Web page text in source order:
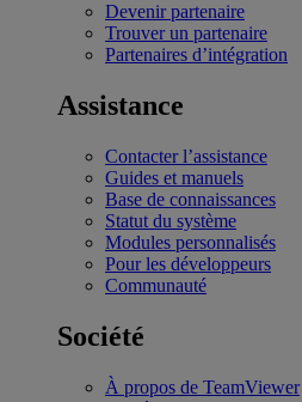
Devenir partenaire
Trouver un partenaire
Partenaires d’intégration
Assistance
Contacter l’assistance
Guides et manuels
Base de connaissances
Statut du système
Modules personnalisés
Pour les développeurs
Communauté
Société
À propos de TeamViewer